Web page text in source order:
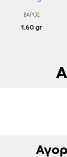
ΒΑΡΟΣ
1.60 gr